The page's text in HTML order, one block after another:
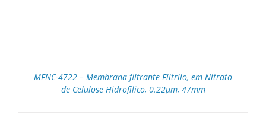
MFNC-4722 – Membrana filtrante Filtrilo, em Nitrato
de Celulose Hidrofílico, 0.22μm, 47mm